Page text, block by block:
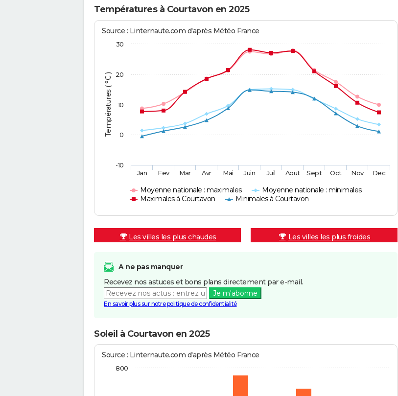
Températures à Courtavon en 2025
Températures ( °C )
Source : Linternaute.com d'après Météo France
Moyenne nationale : maximales
Moyenne nationale : minimales
Maximales à Courtavon
Minimales à Courtavon
Jan Fev Mar Avr Mai Juin Juil Aout Sept Oct Nov Dec
-10
0
10
20
30
Les villes les plus chaudes Les villes les plus froides
A ne pas manquer
Recevez nos astuces et bons plans directement par e-mail.
Je m'abonne
En savoir plus sur notre politique de confidentialité
Soleil à Courtavon en 2025
Source : Linternaute.com d'après Météo France
800